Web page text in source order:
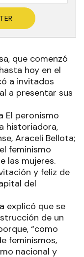
que comenzó
hoy en el
a invitados
a presentar sus
El peronismo
historiadora,
Araceli Bellota;
feminismo
las mujeres.
y feliz de
del
explicó que se
de un
“como
feminismos,
nacional y